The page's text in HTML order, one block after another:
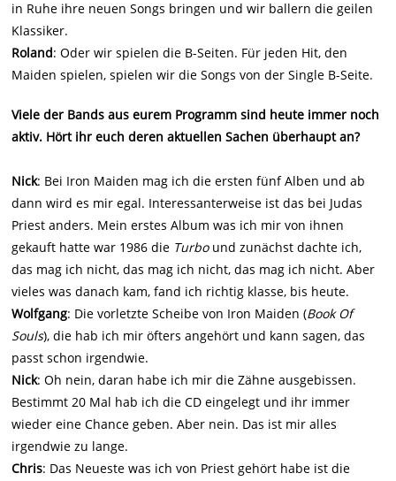
in Ruhe ihre neuen Songs bringen und wir ballern die geilen
Klassiker.
Roland: Oder wir spielen die B-Seiten. Für jeden Hit, den
Maiden spielen, spielen wir die Songs von der Single B-Seite.
Viele der Bands aus eurem Programm sind heute immer noch
aktiv. Hört ihr euch deren aktuellen Sachen überhaupt an?
Nick: Bei Iron Maiden mag ich die ersten fünf Alben und ab
dann wird es mir egal. Interessanterweise ist das bei Judas
Priest anders. Mein erstes Album was ich mir von ihnen
gekauft hatte war 1986 die Turbound zunächst dachte ich,
das mag ich nicht, das mag ich nicht, das mag ich nicht. Aber
vieles was danach kam, fand ich richtig klasse, bis heute.
Wolfgang: Die vorletzte Scheibe von Iron Maiden (Book Of
Souls), die hab ich mir öfters angehört und kann sagen, das
passt schon irgendwie.
Nick: Oh nein, daran habe ich mir die Zähne ausgebissen.
Bestimmt 20 Mal hab ich die CD eingelegt und ihr immer
wieder eine Chance geben. Aber nein. Das ist mir alles
irgendwie zu lange.
Chris: Das Neueste was ich von Priest gehört habe ist die